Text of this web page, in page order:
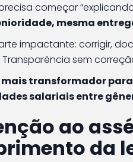
começar
mesma
impactante: corrigir,
Transparência sem
transformador
salariais entre
ao
da